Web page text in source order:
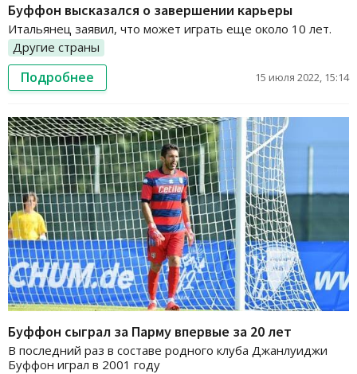
Буффон высказался о завершении карьеры
Итальянец заявил, что может играть еще около 10 лет.
Другие страны
Подробнее 15 июля 2022, 15:14
Буффон сыграл за Парму впервые за 20 лет
В последний раз в составе родного клуба Джанлуиджи
Буффон играл в 2001 году